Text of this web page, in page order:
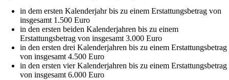
in dem ersten Kalenderjahr bis zu einem Erstattungsbetrag von
insgesamt 1.500 Euro
in den ersten beiden Kalenderjahren bis zu einem
Erstattungsbetrag von insgesamt 3.000 Euro
in den ersten drei Kalenderjahren bis zu einem Erstattungsbetrag
von insgesamt 4.500 Euro
in den ersten vier Kalenderjahren bis zu einem Erstattungsbetrag
von insgesamt 6.000 Euro